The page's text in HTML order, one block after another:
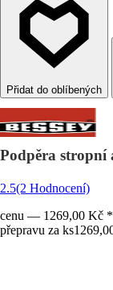
Podpěra stropní
2.5(2 Hodnocení)
cenu — 1269,00 Kč *
přepravu za ks